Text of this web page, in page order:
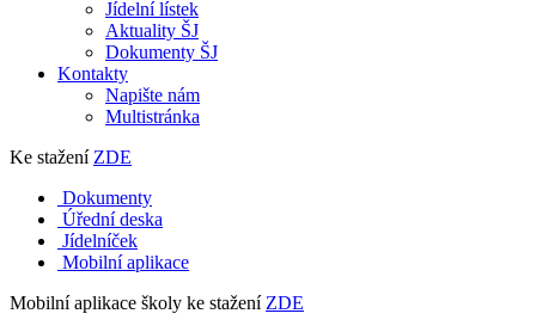
Jídelní lístek
Aktuality ŠJ
Dokumenty ŠJ
Kontakty
Napište nám
Multistránka
Ke stažení ZDE
Dokumenty
Úřední deska
Jídelníček
Mobilní aplikace
Mobilní aplikace školy ke stažení ZDE